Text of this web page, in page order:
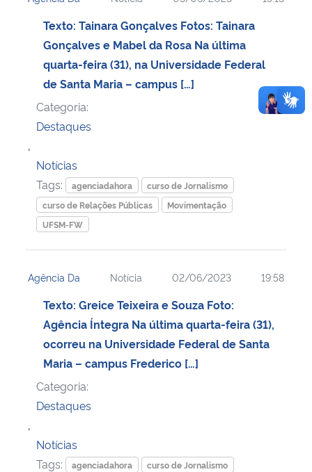
Texto: Tainara Gonçalves Fotos: Tainara
Gonçalves e Mabel da Rosa Na última
quarta-feira (31), na Universidade Federal
de Santa Maria – campus […]
Categoria:
Destaques
,
Notícias
Tags:
agenciadahora
curso de Jornalismo
curso de Relações Públicas
Movimentação
UFSM-FW
Agência Da Notícia 02/06/2023 19:58
Texto: Greice Teixeira e Souza Foto:
Agência Íntegra Na última quarta-feira (31),
ocorreu na Universidade Federal de Santa
Maria – campus Frederico […]
Categoria:
Destaques
,
Notícias
Tags:
agenciadahora
curso de Jornalismo